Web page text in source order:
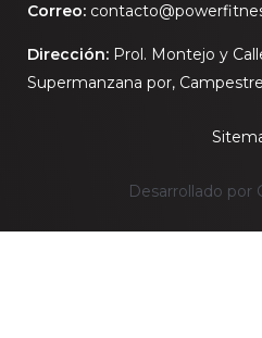
Correo:
Dirección: Prol. Montejo y
Supermanzana por,
Desarrollado por